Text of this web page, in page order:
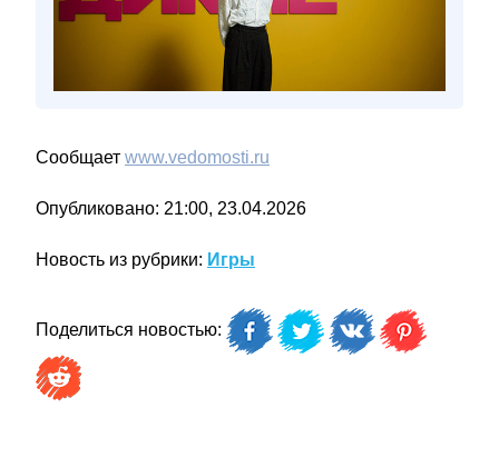
Сообщает www.vedomosti.ru
Опубликовано: 21:00, 23.04.2026
Новость из рубрики: Игры
Поделиться новостью: